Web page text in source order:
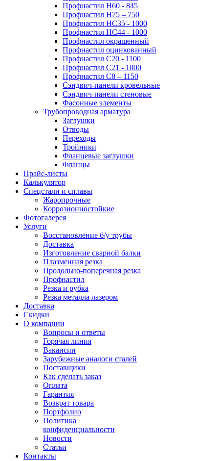
Профнастил Н60 - 845
Профнастил Н75 – 750
Профнастил НС35 - 1000
Профнастил НС44 - 1000
Профнастил окрашенный
Профнастил оцинкованный
Профнастил С20 - 1100
Профнастил С21 - 1000
Профнастил С8 – 1150
Сэндвич-панели кровельные
Сэндвич-панели стеновые
Фасонные элементы
Трубопроводная арматура
Заглушки
Отводы
Переходы
Тройники
Фланцевые заглушки
Фланцы
Прайс-листы
Калькулятор
Спецстали и сплавы
Жаропрочные
Коррозионностойкие
Фотогалерея
Услуги
Восстановление б/у трубы
Доставка
Изготовление сварной балки
Плазменная резка
Продольно-поперечная резка
Профнастил
Резка и рубка
Резка металла лазером
Доставка
Скидки
О компании
Вопросы и ответы
Горячая линия
Вакансии
Зарубежные аналоги сталей
Поставщики
Как сделать заказ
Оплата
Гарантия
Возврат товара
Портфолио
Политика
конфиденциальности
Новости
Статьи
Контакты